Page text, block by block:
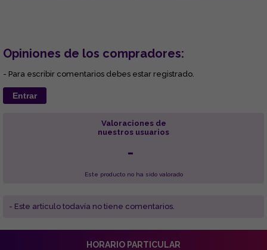
Opiniones de los compradores:
- Para escribir comentarios debes estar registrado.
Entrar
Valoraciones de
nuestros usuarios
-
Este producto no ha sido valorado
- Este articulo todavía no tiene comentarios.
HORARIO PARTICULAR